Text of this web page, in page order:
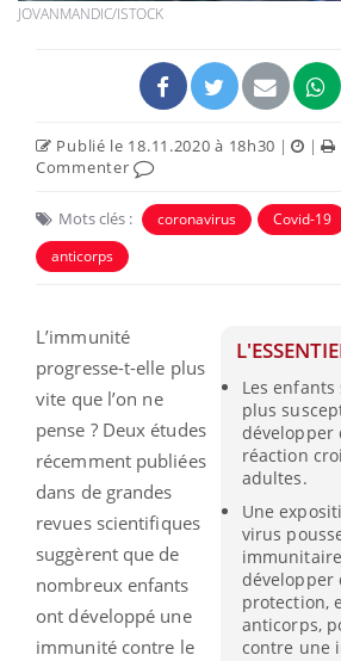
JOVANMANDIC/ISTOCK
Publié le 18.11.2020 à 18h30 | |
Commenter
Mots clés : coronavirus Covid-19
anticorps
Les
plus
développer
réaction
adultes.
Une
virus
développer
protection,
anticorps,
contre une
L’immunité
progresse-t-elle plus
vite que l’on ne
pense ? Deux études
récemment publiées
dans de grandes
revues scientifiques
suggèrent que de
nombreux enfants
ont développé une
immunité contre le